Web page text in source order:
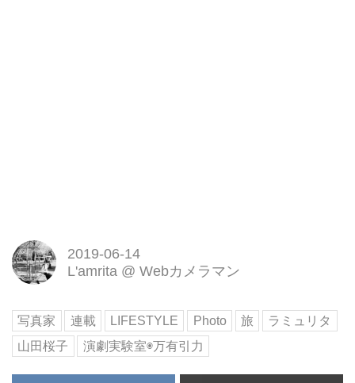
2019-06-14
L'amrita @ Webカメラマン
写真家 連載 LIFESTYLE Photo 旅
ラミュリタ
山田桜子
演劇実験室◉万有引力